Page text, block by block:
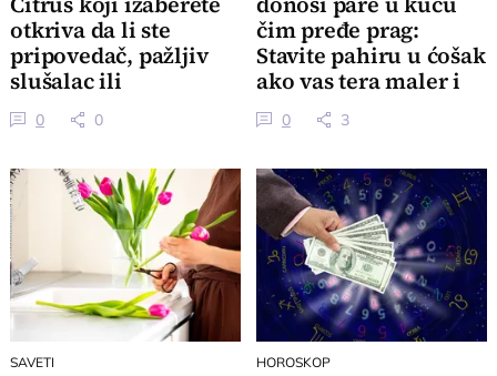
otkriva da li ste
pripovedač, pažljiv
slušalac ili
organizator
0 0
čim pređe prag:
Stavite pahiru u ćošak
ako vas tera maler i
gledajte čudo
0 3
SAVETI HOROSKOP